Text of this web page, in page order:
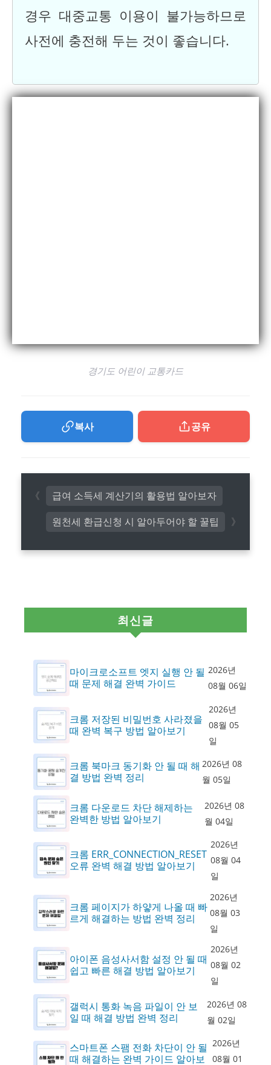
경우 대중교통 이용이 불가능하므로
사전에 충전해 두는 것이 좋습니다.
경기도 어린이 교통카드
복사 공유
원천세 환급신청 시 알아두어야 할 꿀팁
급여 소득세 계산기의 활용법 알아보자
최신글
마이크로소프트 엣지 실행 안 될
때 문제 해결 완벽 가이드
2026년
08월 06일
크롬 저장된 비밀번호 사라졌을
때 완벽 복구 방법 알아보기
2026년
08월 05
일
크롬 북마크 동기화 안 될 때 해
결 방법 완벽 정리
2026년 08
월 05일
크롬 다운로드 차단 해제하는
완벽한 방법 알아보기
2026년 08
월 04일
크롬 ERR_CONNECTION_RESET
오류 완벽 해결 방법 알아보기
2026년
08월 04
일
크롬 페이지가 하얗게 나올 때 빠
르게 해결하는 방법 완벽 정리
2026년
08월 03
일
아이폰 음성사서함 설정 안 될 때
쉽고 빠른 해결 방법 알아보기
2026년
08월 02
일
갤럭시 통화 녹음 파일이 안 보
일 때 해결 방법 완벽 정리
2026년 08
월 02일
스마트폰 스팸 전화 차단이 안 될
때 해결하는 완벽 가이드 알아보
2026년
08월 01